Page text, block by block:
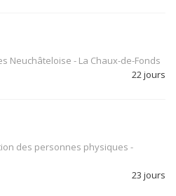
Neuchâteloise - La Chaux-de-Fonds
22 jours
des personnes physiques -
23 jours